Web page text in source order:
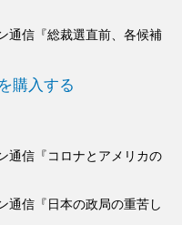
通信『総裁選直前、各候補
購入する
通信『日本の政局の重苦し
通信『コロナとアメリカの